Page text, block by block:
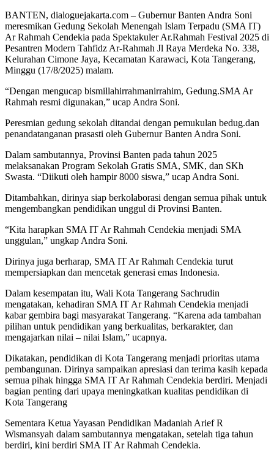
BANTEN, dialoguejakarta.com – Gubernur Banten Andra Soni
meresmikan Gedung Sekolah Menengah Islam Terpadu (SMA IT)
Ar Rahmah Cendekia pada Spektakuler Ar.Rahmah Festival 2025 di
Pesantren Modern Tahfidz Ar-Rahmah Jl Raya Merdeka No. 338,
Kelurahan Cimone Jaya, Kecamatan Karawaci, Kota Tangerang,
Minggu (17/8/2025) malam.
“Dengan mengucap bismillahirrahmanirrahim, Gedung.SMA Ar
Rahmah resmi digunakan,” ucap Andra Soni.
Peresmian gedung sekolah ditandai dengan pemukulan bedug.dan
penandatanganan prasasti oleh Gubernur Banten Andra Soni.
Dalam sambutannya, Provinsi Banten pada tahun 2025
melaksanakan Program Sekolah Gratis SMA, SMK, dan SKh
Swasta. “Diikuti oleh hampir 8000 siswa,” ucap Andra Soni.
Ditambahkan, dirinya siap berkolaborasi dengan semua pihak untuk
mengembangkan pendidikan unggul di Provinsi Banten.
“Kita harapkan SMA IT Ar Rahmah Cendekia menjadi SMA
unggulan,” ungkap Andra Soni.
Dirinya juga berharap, SMA IT Ar Rahmah Cendekia turut
mempersiapkan dan mencetak generasi emas Indonesia.
Dalam kesempatan itu, Wali Kota Tangerang Sachrudin
mengatakan, kehadiran SMA IT Ar Rahmah Cendekia menjadi
kabar gembira bagi masyarakat Tangerang. “Karena ada tambahan
pilihan untuk pendidikan yang berkualitas, berkarakter, dan
mengajarkan nilai – nilai Islam,” ucapnya.
Dikatakan, pendidikan di Kota Tangerang menjadi prioritas utama
pembangunan. Dirinya sampaikan apresiasi dan terima kasih kepada
semua pihak hingga SMA IT Ar Rahmah Cendekia berdiri. Menjadi
bagian penting dari upaya meningkatkan kualitas pendidikan di
Kota Tangerang
Sementara Ketua Yayasan Pendidikan Madaniah Arief R
Wismansyah dalam sambutannya mengatakan, setelah tiga tahun
berdiri, kini berdiri SMA IT Ar Rahmah Cendekia.